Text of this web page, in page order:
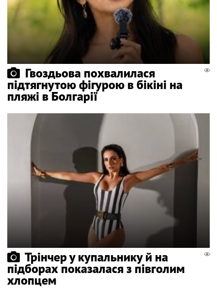
Гвоздьова похвалилася
підтягнутою фігурою в бікіні на
пляжі в Болгарії
Трінчер у купальнику й на
підборах показалася з півголим
хлопцем